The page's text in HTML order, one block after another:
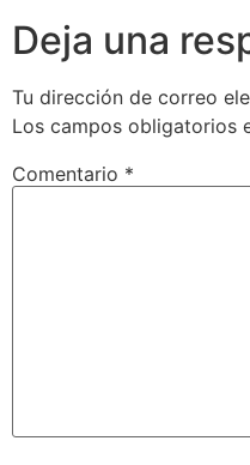
Deja una
Tu dirección de correo
Los campos obligatorios
Comentario *